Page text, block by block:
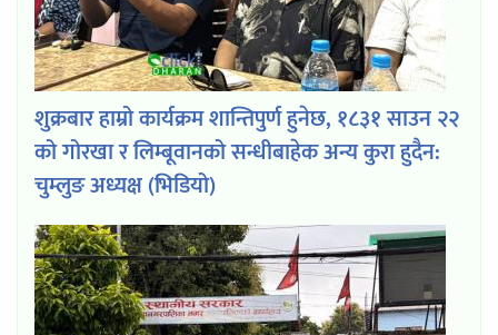
शुक्रबार हाम्रो कार्यक्रम शान्तिपुर्ण हुनेछ, १८३१ साउन २२
को गोरखा र लिम्बूवानको सन्धीबाहेक अन्य कुरा हुदैन:
चुम्लुङ अध्यक्ष (भिडियो)